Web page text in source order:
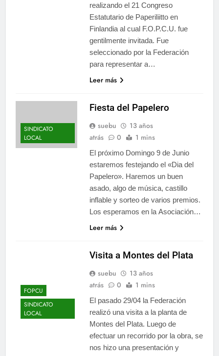
realizando el 21 Congreso
Estatutario de Paperiliitto en
Finlandia al cual F.O.P.C.U. fue
gentilmente invitada. Fue
seleccionado por la Federación
para representar a…
Leer más
SINDICATO
LOCAL
Fiesta del Papelero
suebu
13 años
atrás
0 1 mins
El próximo Domingo 9 de Junio
estaremos festejando el «Dia del
Papelero». Haremos un buen
asado, algo de música, castillo
inflable y sorteo de varios premios.
Los esperamos en la Asociación…
Leer más
FOPCU
SINDICATO
LOCAL
Visita a Montes del Plata
suebu
13 años
atrás
0 1 mins
El pasado 29/04 la Federación
realizó una visita a la planta de
Montes del Plata. Luego de
efectuar un recorrido por la obra, se
nos hizo una presentación y